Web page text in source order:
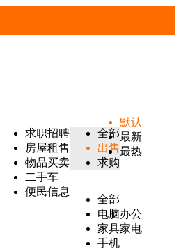
求职招聘
房屋租售
物品买卖
二手车
便民信息
全部
出售
求购
全部
电脑办公
家具家电
手机
默认
最新
最热